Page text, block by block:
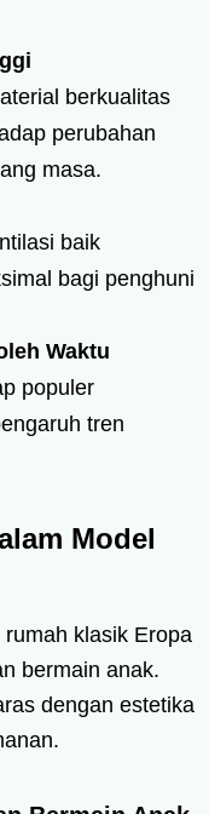
berkualitas
perubahan
masa.
baik
bagi penghuni
Waktu
populer
tren
Model
klasik Eropa
bermain anak.
dengan estetika